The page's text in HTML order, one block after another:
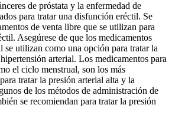
de próstata y la enfermedad de
para tratar una disfunción eréctil. Se
de venta libre que se utilizan para
Asegúrese de que los medicamentos
se utilizan como una opción para tratar la
arterial. Los medicamentos para
el ciclo menstrual, son los más
tratar la presión arterial alta y la
de los métodos de administración de
se recomiendan para tratar la presión